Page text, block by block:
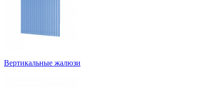
Вертикальные жалюзи